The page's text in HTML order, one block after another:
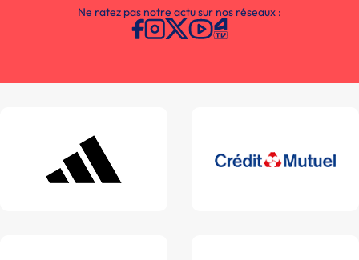
Ne ratez pas notre actu sur nos réseaux :